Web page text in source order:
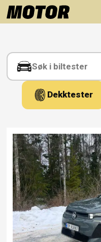
Tag:
forvarming
Dekktester